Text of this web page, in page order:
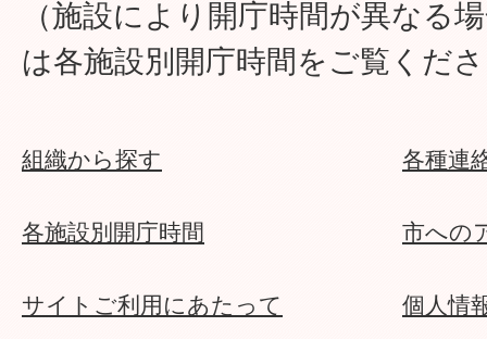
（施設により開庁時間が異なる
は各施設別開庁時間をご覧くだ
組織から探す 各種連
各施設別開庁時間 市への
サイトご利用にあたって 個人情